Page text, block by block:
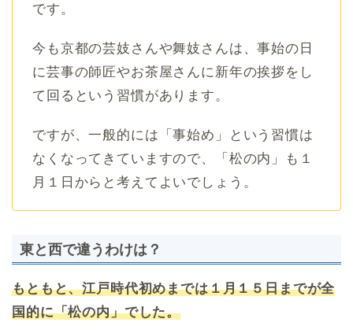
です。
今も京都の芸妓さんや舞妓さんは、事始の日
に芸事の師匠やお茶屋さんに新年の挨拶をし
て回るという習慣があります。
ですが、一般的には「事始め」という習慣は
なくなってきていますので、「松の内」も１
月１日からと考えてよいでしょう。
東と西で違うわけは？
もともと、江戸時代初めまでは１月１５日までが全
国的に「松の内」でした。